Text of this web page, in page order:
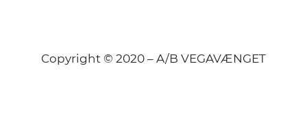
Copyright © 2020 – A/B VEGAVÆNGET